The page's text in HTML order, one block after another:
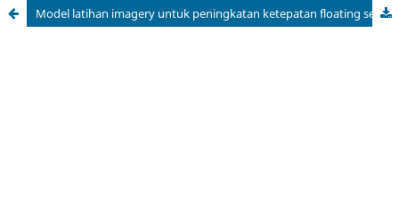
Model latihan imagery untuk peningkatan ketepatan floating service atlet voli pantai